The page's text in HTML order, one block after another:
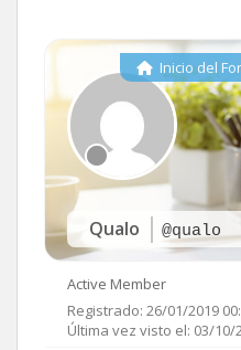
Qualo @qualo
Inicio del
Active Member
Registrado: 26/01/2019
Última vez visto el: 03/10/